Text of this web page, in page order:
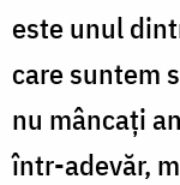
este unul
care suntem
nu mâncaţi
într-adevăr,